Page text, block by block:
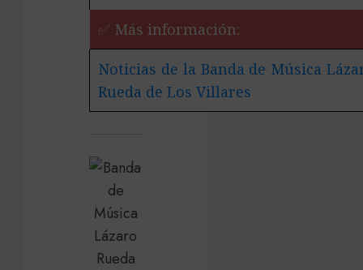
✅ Más información:
Noticias de la Banda de Música
Rueda de Los Villares